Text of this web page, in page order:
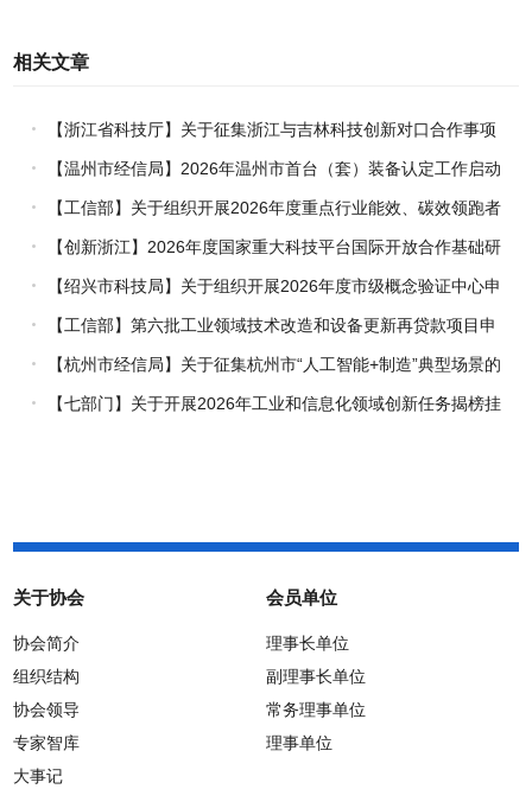
相关文章
【浙江省科技厅】关于征集浙江与吉林科技创新对口合作事项
的通知【温州市经信局】2026年温州市首台（套）装备认定工作启动
【工信部】关于组织开展2026年度重点行业能效、碳效领跑者
企业推荐工作的通知
【创新浙江】2026年度国家重大科技平台国际开放合作基础研
究专项（试点）项目指南
【绍兴市科技局】关于组织开展2026年度市级概念验证中心申
报工作的通知
【工信部】第六批工业领域技术改造和设备更新再贷款项目申
报工作启动
【杭州市经信局】关于征集杭州市“人工智能+制造”典型场景的
通知【七部门】关于开展2026年工业和信息化领域创新任务揭榜挂
关于协会
协会简介
组织结构
协会领导
专家智库
大事记
会员单位
理事长单位
副理事长单位
常务理事单位
理事单位